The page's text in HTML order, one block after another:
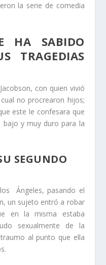
la serie de comedia
HA SABIDO
TRAGEDIAS
con quien vivió
no procrearon hijos;
este le confesara que
bajo y muy duro para la
SEGUNDO
Ángeles, pasando el
un sujeto entró a robar
en la misma estaba
sexualmente de la
al punto que ella